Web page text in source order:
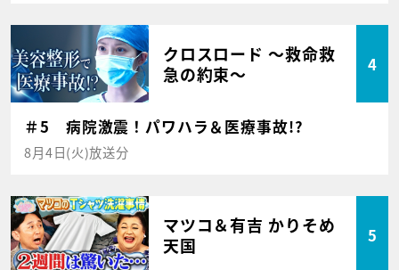
クロスロード ～救命救
急の約束～
4
＃5 病院激震！パワハラ＆医療事故!?
8月4日(火)放送分
マツコ＆有吉 かりそめ
天国
5